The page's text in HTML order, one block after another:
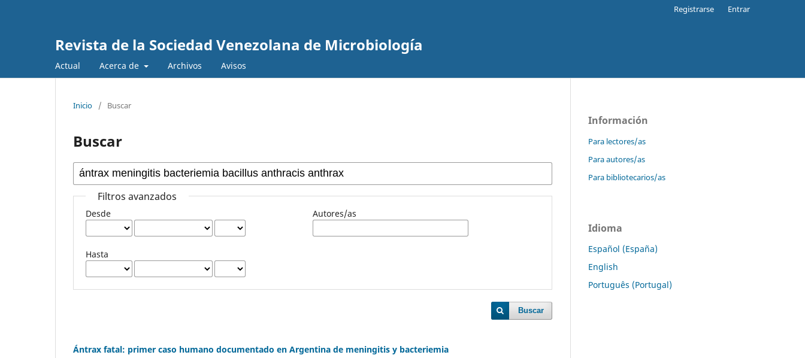
Revista de la Sociedad Venezolana de Microbiología
Actual Acerca de Archivos Avisos
Registrarse Entrar
Inicio / Buscar
Buscar
Filtros avanzados
Desde
Hasta
Autores/as
Buscar
Ántrax fatal: primer caso humano documentado en Argentina de meningitis y bacteriemia
Información
Para lectores/as
Para autores/as
Para bibliotecarios/as
Idioma
Español (España)
English
Português (Portugal)